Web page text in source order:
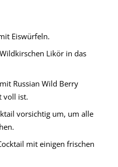
Eiswürfeln.
Likör in das
Russian Wild Berry
voll ist.
vorsichtig um, um alle
mit einigen frischen